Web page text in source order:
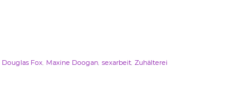
Douglas Fox, Maxine Doogan, sexarbeit, Zuhälterei